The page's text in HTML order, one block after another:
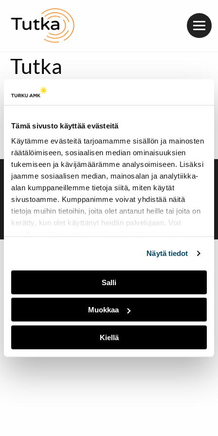
Tämä sivusto käyttää evästeitä
Käytämme evästeitä tarjoamamme sisällön ja mainosten
räätälöimiseen, sosiaalisen median ominaisuuksien
tukemiseen ja kävijämäärämme analysoimiseen. Lisäksi
jaamme sosiaalisen median, mainosalan ja analytiikka-
alan kumppaneillemme tietoja siitä, miten käytät
sivustoamme. Kumppanimme voivat yhdistää näitä
tietoja muihin tietoihin, joita olet antanut heille tai joita on
kerätty, kun olet käyttänyt heidän palvelujaan. Voit
Näytä tiedot
Salli
Muokkaa
Kiellä
Tutka
Tällä kertaa Cinemaradio sukeltaa fanservicen eli
raakasuomennettuna ‘Ihailijapalveluksen’ maailmaan!
Rostén.
https://soundcloud.com/radiotutka/cinemaradio-3-
tukehdummeko-fanserviceen
Saavutettavuusseloste
Evästeasetukset